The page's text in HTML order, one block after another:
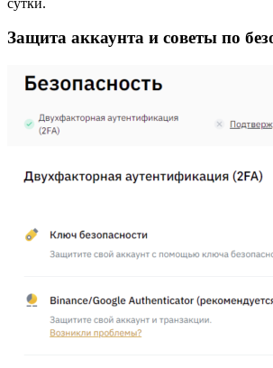
Защита аккаунта и советы по